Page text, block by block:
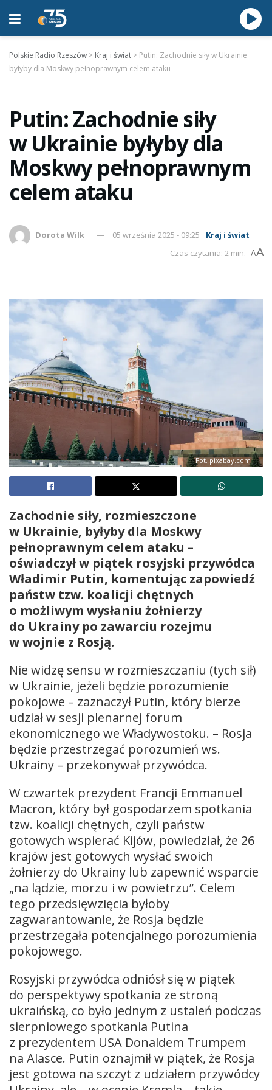
Polskie Radio Rzeszów > Kraj i świat > Putin: Zachodnie siły w Ukrainie
byłyby dla Moskwy pełnoprawnym celem ataku
Putin: Zachodnie siły
w Ukrainie byłyby dla
Moskwy pełnoprawnym
celem ataku
Dorota Wilk 05 września 2025 - 09:25
Kraj i świat
Czas czytania: 2 min. AA
Fot. pixabay.com
Zachodnie siły, rozmieszczone
w Ukrainie, byłyby dla Moskwy
pełnoprawnym celem ataku –
oświadczył w piątek rosyjski przywódca
Władimir Putin, komentując zapowiedź
państw tzw. koalicji chętnych
o możliwym wysłaniu żołnierzy
do Ukrainy po zawarciu rozejmu
w wojnie z Rosją.
Nie widzę sensu w rozmieszczaniu (tych sił)
w Ukrainie, jeżeli będzie porozumienie
pokojowe – zaznaczył Putin, który bierze
udział w sesji plenarnej forum
ekonomicznego we Władywostoku. – Rosja
będzie przestrzegać porozumień ws.
Ukrainy – przekonywał przywódca.
W czwartek prezydent Francji Emmanuel
Macron, który był gospodarzem spotkania
tzw. koalicji chętnych, czyli państw
gotowych wspierać Kijów, powiedział, że 26
krajów jest gotowych wysłać swoich
żołnierzy do Ukrainy lub zapewnić wsparcie
„na lądzie, morzu i w powietrzu”. Celem
tego przedsięwzięcia byłoby
zagwarantowanie, że Rosja będzie
przestrzegała potencjalnego porozumienia
pokojowego.
Rosyjski przywódca odniósł się w piątek
do perspektywy spotkania ze stroną
ukraińską, co było jednym z ustaleń podczas
sierpniowego spotkania Putina
z prezydentem USA Donaldem Trumpem
na Alasce. Putin oznajmił w piątek, że Rosja
jest gotowa na szczyt z udziałem przywódcy